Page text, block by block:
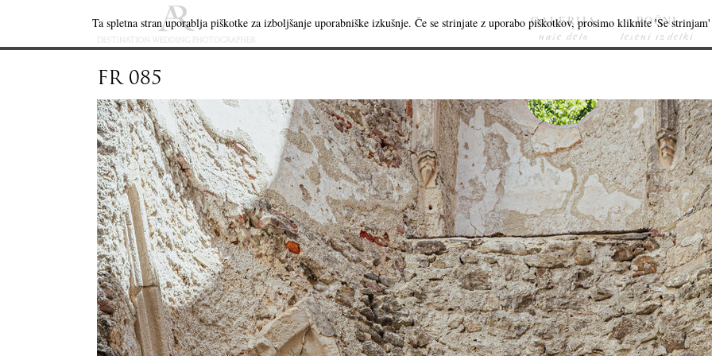
GALERIJA
naše delo
ROČNI
leseni izdelki
FR 085
Ta spletna stran uporablja piškotke za izboljšanje uporabniške izkušnje. Če se strinjate z uporabo piškotkov, prosimo kliknite 'Se